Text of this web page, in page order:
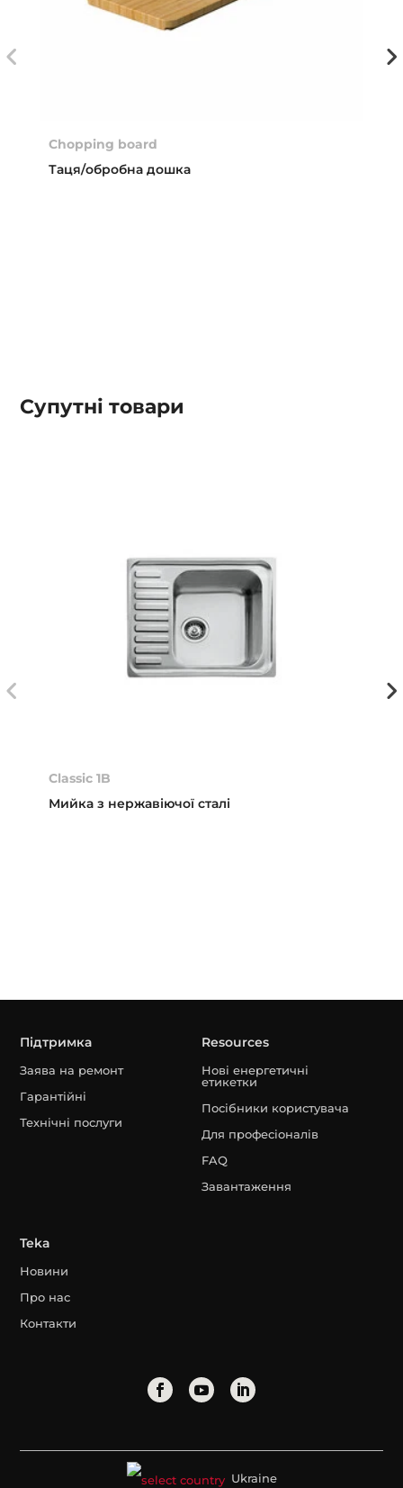
Chopping board
Таця/обробна дошка
Супутні товари
Classic 1B
Мийка з нержавіючої сталі
Підтримка
Заява на ремонт
Гарантійні
Технічні послуги
Resources
Нові енергетичні
етикетки
Посібники користувача
Для професіоналів
FAQ
Завантаження
Teka
Новини
Про нас
Контакти
Ukraine